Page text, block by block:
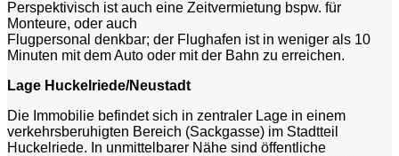
Perspektivisch ist auch eine Zeitvermietung bspw. für
Monteure, oder auch
Flugpersonal denkbar; der Flughafen ist in weniger als 10
Minuten mit dem Auto oder mit der Bahn zu erreichen.
Lage Huckelriede/Neustadt
Die Immobilie befindet sich in zentraler Lage in einem
verkehrsberuhigten Bereich (Sackgasse) im Stadtteil
Huckelriede. In unmittelbarer Nähe sind öffentliche